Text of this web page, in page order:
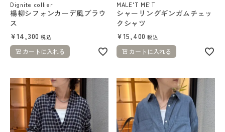
Dignite collier
楊柳シフォンカーデ風ブラウ
ス
¥14,300 税込
カートに入れる
MALE'T ME'T
シャーリングギンガムチェッ
クシャツ
¥15,400 税込
カートに入れる